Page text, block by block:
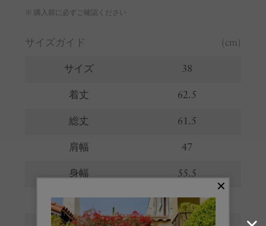
※ 購入前に必ずご確認ください
サイズガイド (cm)
サイズ 38
着丈 62.5
総丈 61.5
肩幅 47
身幅 55.5
裾幅 51.5